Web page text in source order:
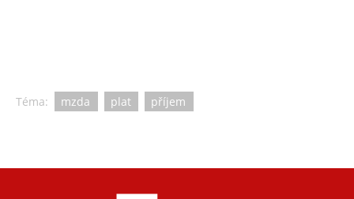
Téma: mzda plat příjem